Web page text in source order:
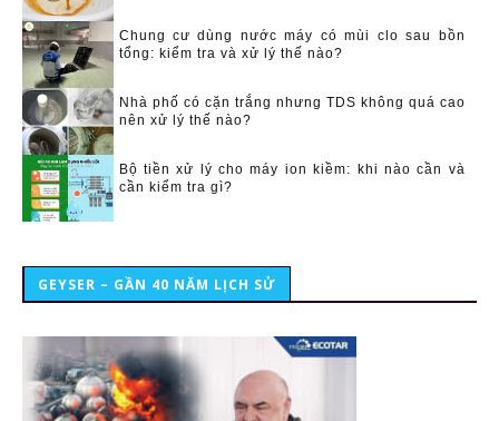
Chung cư dùng nước máy có mùi clo sau bồn
tổng: kiểm tra và xử lý thế nào?
Nhà phố có cặn trắng nhưng TDS không quá cao
nên xử lý thế nào?
Bộ tiền xử lý cho máy ion kiềm: khi nào cần và
cần kiểm tra gì?
GEYSER – GẦN 40 NĂM LỊCH SỬ